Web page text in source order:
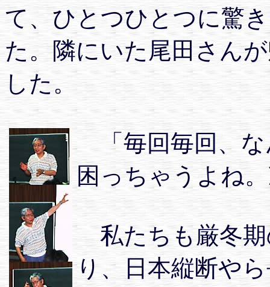
て、ひとつひとつに驚
た。隣にいた尾田さん
した。
「毎回毎回、な
困っちゃうよね
私たちも厳冬期
り、日本縦断や